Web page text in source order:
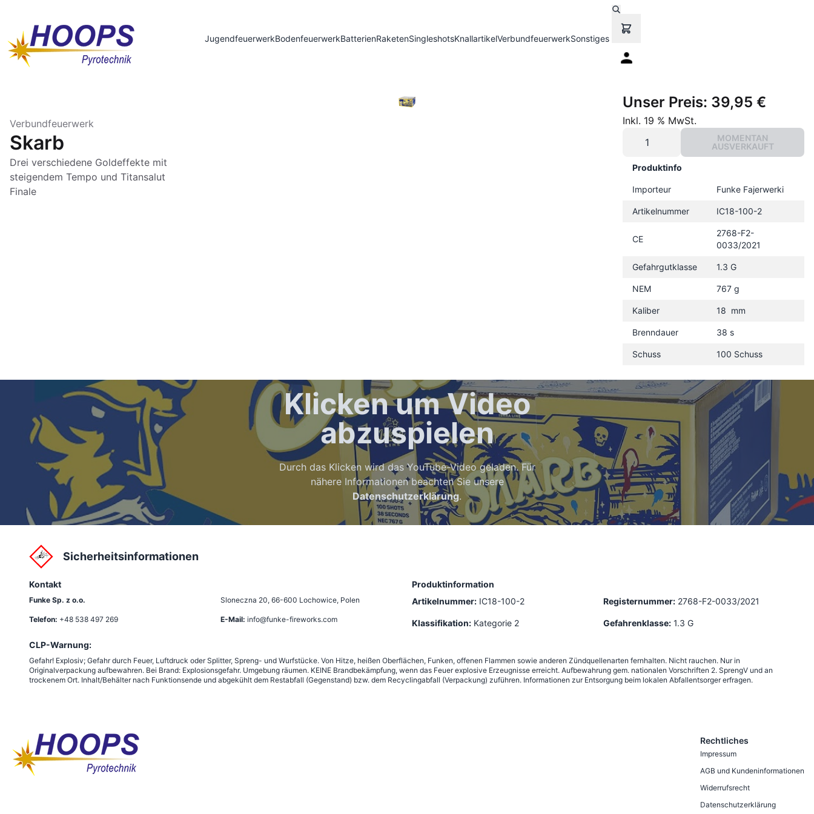
JugendfeuerwerkBodenfeuerwerkBatterienRaketenSingleshotsKnallartikelVerbundfeuerwerkSonstiges
Verbundfeuerwerk
Skarb
Drei verschiedene Goldeffekte mit
steigendem Tempo und Titansalut
Finale
Unser Preis: 39,95 €
Inkl. 19 % MwSt.
MOMENTAN
AUSVERKAUFT
Produktinfo
Importeur Funke Fajerwerki
Artikelnummer IC18-100-2
CE
2768-F2-
0033/2021
Gefahrgutklasse 1.3 G
NEM 767 g
Kaliber 18 mm
Brenndauer 38 s
Schuss 100 Schuss
Klicken um Video
abzuspielen
Durch das Klicken wird das YouTube-Video geladen. Für
nähere Informationen beachten Sie unsere
Datenschutzerklärung.
Sicherheitsinformationen
Kontakt
Funke Sp. z o.o. Sloneczna 20, 66-600 Lochowice, Polen
Telefon: +48 538 497 269 E-Mail: info@funke-fireworks.com
Produktinformation
Artikelnummer: IC18-100-2 Registernummer: 2768-F2-0033/2021
Klassifikation: Kategorie 2 Gefahrenklasse: 1.3 G
CLP-Warnung:
Gefahr! Explosiv; Gefahr durch Feuer, Luftdruck oder Splitter, Spreng- und Wurfstücke. Von Hitze, heißen Oberflächen, Funken, offenen Flammen sowie anderen Zündquellenarten fernhalten. Nicht rauchen. Nur in
Originalverpackung aufbewahren. Bei Brand: Explosionsgefahr. Umgebung räumen. KEINE Brandbekämpfung, wenn das Feuer explosive Erzeugnisse erreicht. Aufbewahrung gem. nationalen Vorschriften 2. SprengV und an
trockenem Ort. Inhalt/Behälter nach Funktionsende und abgekühlt dem Restabfall (Gegenstand) bzw. dem Recyclingabfall (Verpackung) zuführen. Informationen zur Entsorgung beim lokalen Abfallentsorger erfragen.
Rechtliches
Impressum
AGB und Kundeninformationen
Widerrufsrecht
Datenschutzerklärung